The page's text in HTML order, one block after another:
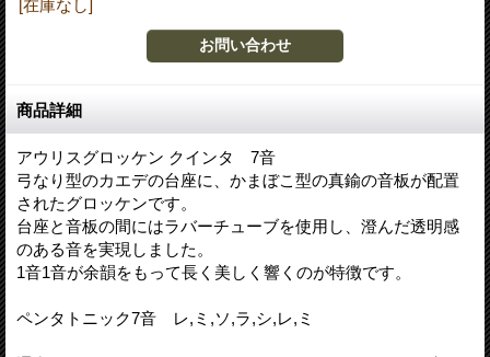
[在庫なし]
商品詳細
アウリスグロッケン クインタ 7音
弓なり型のカエデの台座に、かまぼこ型の真鍮の音板が配置
されたグロッケンです。
台座と音板の間にはラバーチューブを使用し、澄んだ透明感
のある音を実現しました。
1音1音が余韻をもって長く美しく響くのが特徴です。
ペンタトニック7音 レ,ミ,ソ,ラ,シ,レ,ミ